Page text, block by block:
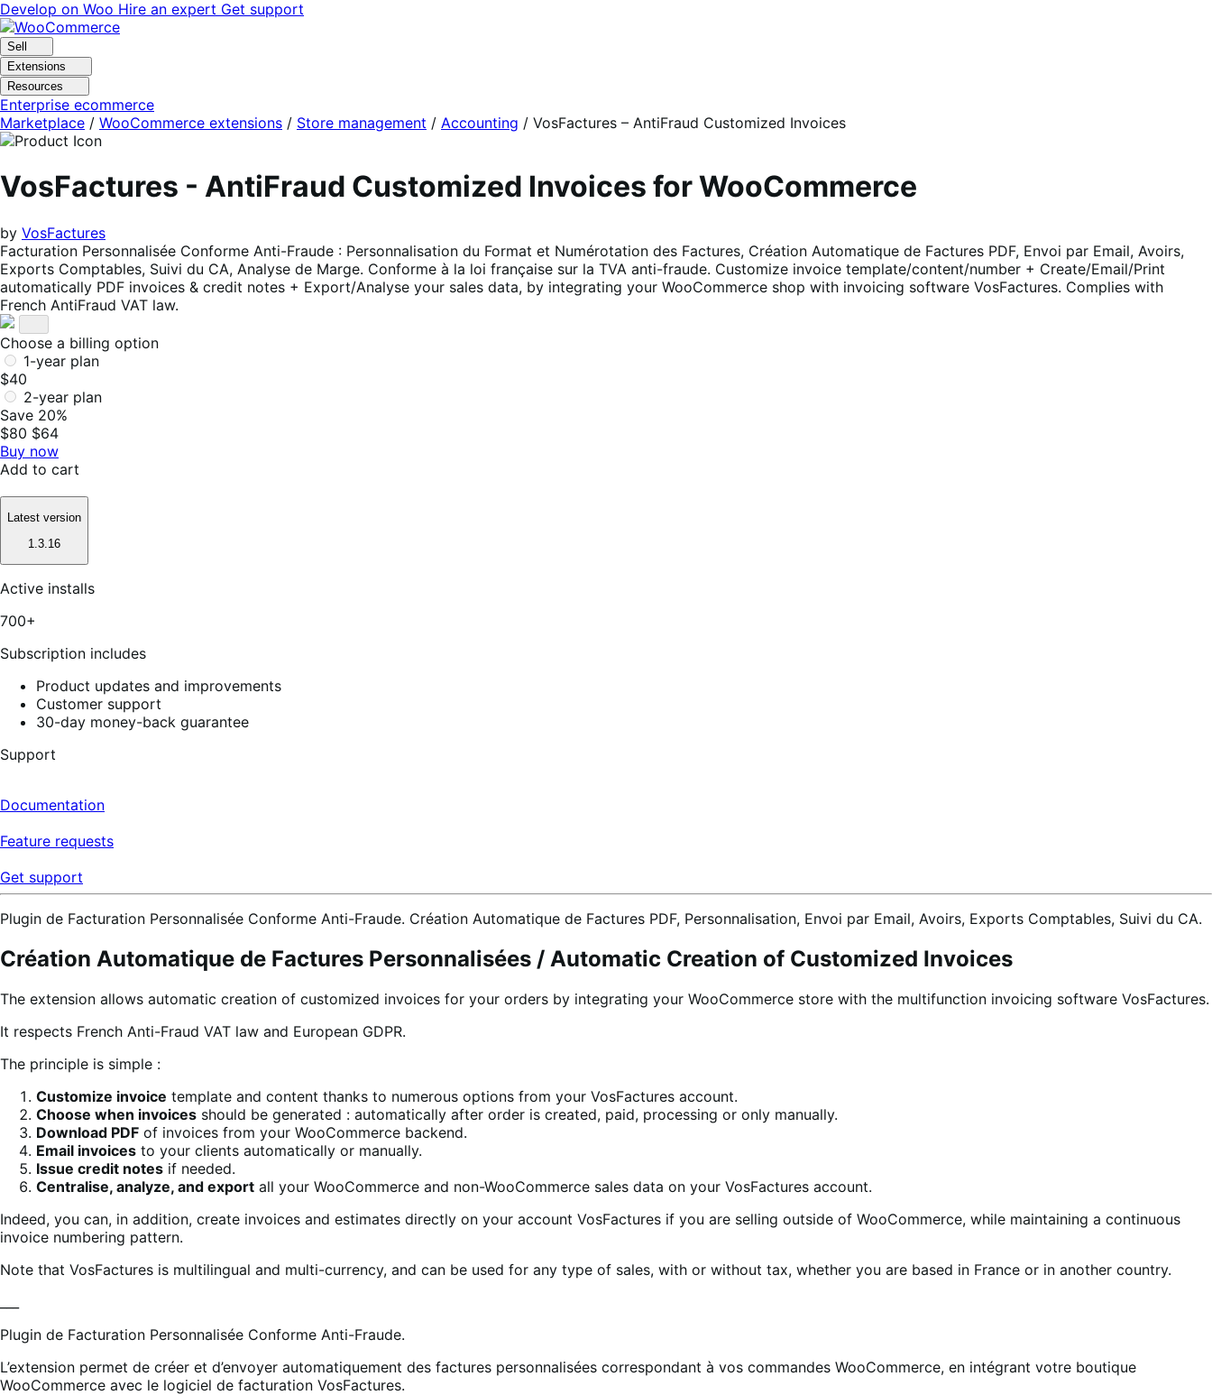
Skip
to
navigation
Skip
to
content
Develop on Woo Hire an expert Get support
Sell
Extensions
Resources
Enterprise ecommerce
Marketplace / WooCommerce extensions / Store management / Accounting / VosFactures – AntiFraud Customized Invoices
VosFactures - AntiFraud Customized Invoices for WooCommerce
by VosFactures
Facturation Personnalisée Conforme Anti-Fraude : Personnalisation du Format et Numérotation des Factures, Création Automatique de Factures PDF, Envoi par Email, Avoirs,
Exports Comptables, Suivi du CA, Analyse de Marge. Conforme à la loi française sur la TVA anti-fraude. Customize invoice template/content/number + Create/Email/Print
automatically PDF invoices & credit notes + Export/Analyse your sales data, by integrating your WooCommerce shop with invoicing software VosFactures. Complies with
French AntiFraud VAT law.
Choose a billing option
1-year plan
$40
2-year plan
Save 20%
$80 $64
Buy now
Add to cart
Latest version
1.3.16
Active installs
700+
Subscription includes
Product updates and improvements
Customer support
30-day money-back guarantee
Support
Documentation
Feature requests
Get support
Plugin de Facturation Personnalisée Conforme Anti-Fraude. Création Automatique de Factures PDF, Personnalisation, Envoi par Email, Avoirs, Exports Comptables, Suivi du CA.
Création Automatique de Factures Personnalisées / Automatic Creation of Customized Invoices
The extension allows automatic creation of customized invoices for your orders by integrating your WooCommerce store with the multifunction invoicing software VosFactures.
It respects French Anti-Fraud VAT law and European GDPR.
The principle is simple :
Customize invoice template and content thanks to numerous options from your VosFactures account.
Choose when invoices should be generated : automatically after order is created, paid, processing or only manually.
Download PDF of invoices from your WooCommerce backend.
Email invoices to your clients automatically or manually.
Issue credit notes if needed.
Centralise, analyze, and export all your WooCommerce and non-WooCommerce sales data on your VosFactures account.
Indeed, you can, in addition, create invoices and estimates directly on your account VosFactures if you are selling outside of WooCommerce, while maintaining a continuous
invoice numbering pattern.
Note that VosFactures is multilingual and multi-currency, and can be used for any type of sales, with or without tax, whether you are based in France or in another country.
Plugin de Facturation Personnalisée Conforme Anti-Fraude.
L’extension permet de créer et d’envoyer automatiquement des factures personnalisées correspondant à vos commandes WooCommerce, en intégrant votre boutique
WooCommerce avec le logiciel de facturation VosFactures.